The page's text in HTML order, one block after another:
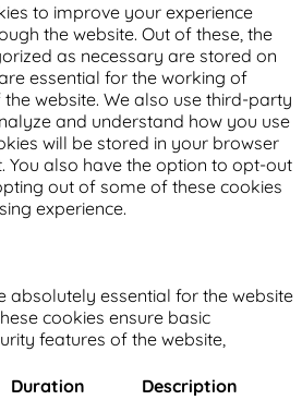
to improve your experience
the website. Out of these, the
as necessary are stored on
essential for the working of
website. We also use third-party
and understand how you use
will be stored in your browser
You also have the option to opt-out
out of some of these cookies
experience.
absolutely essential for the website
cookies ensure basic
features of the website,
Duration Description